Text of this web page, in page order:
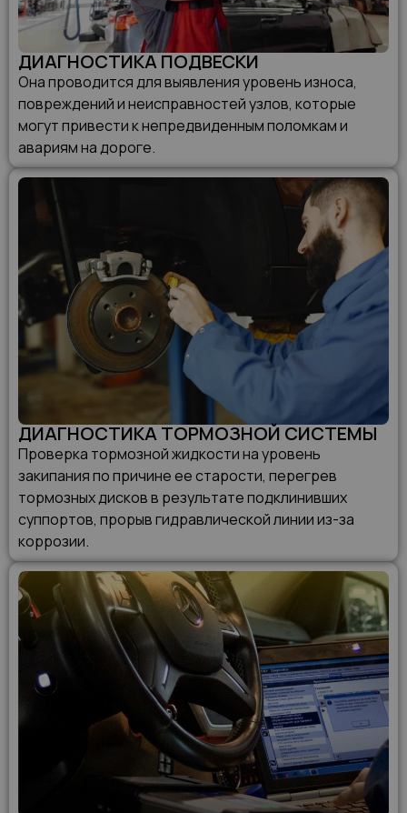
ДИАГНОСТИКА ПОДВЕСКИ
Она проводится для выявления уровень износа,
повреждений и неисправностей узлов, которые
могут привести к непредвиденным поломкам и
авариям на дороге.
ДИАГНОСТИКА ТОРМОЗНОЙ СИСТЕМЫ
Проверка тормозной жидкости на уровень
закипания по причине ее старости, перегрев
тормозных дисков в результате подклинивших
суппортов, прорыв гидравлической линии из-за
коррозии.